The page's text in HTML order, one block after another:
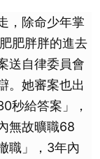
，除命少年掌
肥胖胖的進去
送自律委員會
。她審案也出
秒給答案」，
無故曠職68
職」，3年內